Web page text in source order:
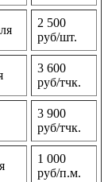
2 500
руб/шт.
3 600
руб/тчк.
3 900
руб/тчк.
1 000
руб/п.м.